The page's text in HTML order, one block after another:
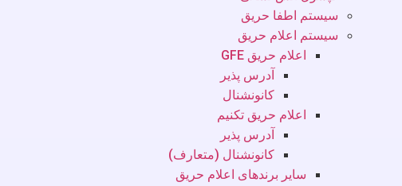
سیستم اطفا حریق
سیستم اعلام حریق
اعلام حریق GFE
آدرس پذیر
کانونشنال
اعلام حریق تکنیم
آدرس پذیر
کانونشنال (متعارف)
سایر برندهای اعلام حریق